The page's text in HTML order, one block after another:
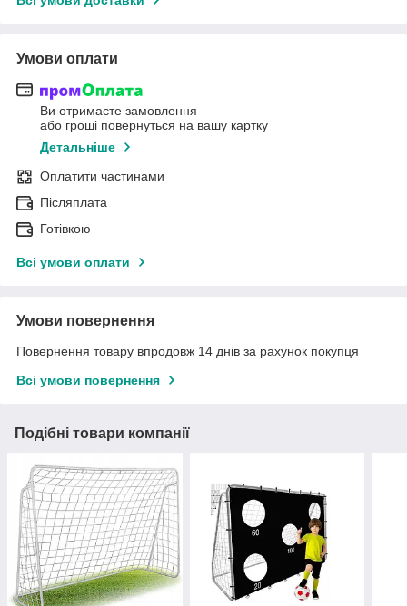
Умови оплати
Ви отримаєте замовлення
або гроші повернуться на вашу картку
Детальніше
Оплатити частинами
Післяплата
Готівкою
Всі умови оплати
Умови повернення
Повернення товару впродовж 14 днів за рахунок покупця
Всі умови повернення
Подібні товари компанії